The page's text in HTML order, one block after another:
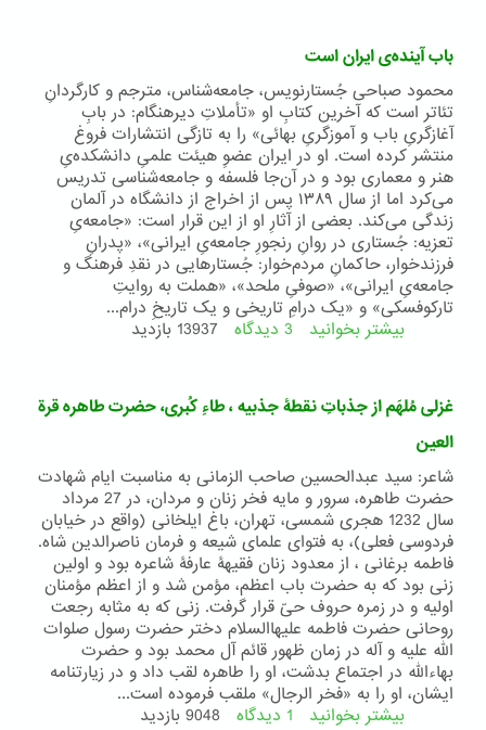
ولادت
حضرت
اعلی
و
حضرت
بهاءالله
باب آینده‌ی ایران است
محمود صباحی جُستارنویس، جامعه‌شناس، مترجم و کارگردانِ
تئاتر است که آخرین کتابِ او «تأملاتِ دیرهنگام: در بابِ
آغازگریِ باب و آموزگریِ بهائی» را به تازگی انتشارات فروغ
منتشر کرده است. او در ایران عضوِ هیئت علمیِ دانشکده‌یِ
هنر و معماری بود و در آن‌جا فلسفه و جامعه‌شناسی تدریس
می‌کرد اما از سال ۱۳۸۹ پس از اخراج از دانشگاه در آلمان
زندگی می‌کند. بعضی از آثارِ او از این قرار است: «جامعه‌یِ
تعزیه: جُستاری در روانِ ‌رنجورِ جامعه‌یِ ایرانی»، «پدرانِ
فرزند‌خوار، حاکمانِ مردم‌خوار: جُستارهایی در نقدِ فرهنگ و
جامعه‌یِ ایرانی»، «صوفیِ ملحد»، «هملت به روایتِ
تارکوفسکی» و «یک درامِ تاریخی و یک تاریخِ درام...
بیشتر بخوانید درباره
ایران
است
3 دیدگاه 13937 بازدید
غزلی مُلهَم از جذباتِ نقطۀ جذبیه ، طاءِ کُبری، حضرت طاهره قرة
العین
شاعر: سید عبدالحسین صاحب الزمانی به مناسبت ایام شهادت
حضرت طاهره، سرور و مایه فخر زنان و مردان، در 27 مرداد
سال 1232 هجری شمسی، تهران، باغ ایلخانی (واقع در خیابان
فردوسی فعلی)، به فتوای علمای شیعه و فرمان ناصرالدین شاه.
فاطمه برغانی ، از معدود زنان فقیهۀ عارفۀ شاعره بود و اولین
زنی بود که به حضرت باب اعظم، مؤمن شد و از اعظم مؤمنان
اولیه و در زمره حروف حیّ قرار گرفت. زنی که به مثابه رجعت
روحانی حضرت فاطمه علیهاالسلام دختر حضرت رسول صلوات
الله علیه و آله در زمان ظهور قائم آل محمد بود و حضرت
بهاءالله در اجتماع بدشت، او را طاهره لقب داد و در زیارتنامه
ایشان، او را به «فخر الرجال» ملقب فرموده است...
بیشتر بخوانید درباره
1 دیدگاه 9048 بازدید